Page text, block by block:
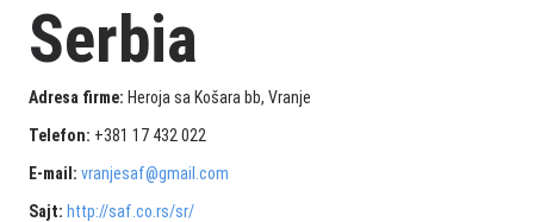
Serbia
Adresa firme: Heroja sa Košara bb, Vranje
Telefon: +381 17 432 022
E-mail: vranjesaf@gmail.com
Sajt: http://saf.co.rs/sr/